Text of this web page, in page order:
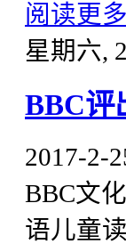
阅读更
星期六,
BBC评
2017-2-
BBC文
语儿童